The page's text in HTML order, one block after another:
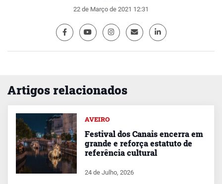
22 de Março de 2021 12:31
Artigos relacionados
AVEIRO
Festival dos Canais encerra em
grande e reforça estatuto de
referência cultural
24 de Julho, 2026